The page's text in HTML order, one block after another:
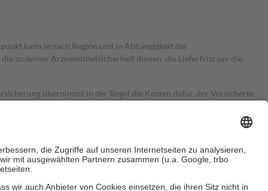
kann je nach Region und in Abhängigkeit der
zu deiner Arzneimittelsicherheit dienen, die Lieferfrist um die
übernimmt in der Regel die Kosten dafür, der Versicherte
Es sind jedoch nie mehr als die tatsächlichen Kosten der Leistung
Zuzahlungen